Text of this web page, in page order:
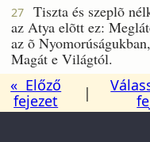
27
Tiszta és szeplõ
az Atya elõtt ez:
az õ
Magát e Világtól.
« Előző
fejezet
|